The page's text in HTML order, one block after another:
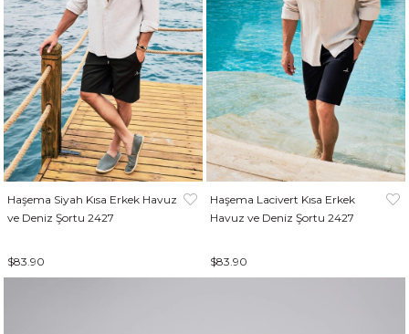
Haşema Siyah Kısa Erkek Havuz
ve Deniz Şortu 2427
$83.90
Haşema Lacivert Kısa Erkek
Havuz ve Deniz Şortu 2427
$83.90